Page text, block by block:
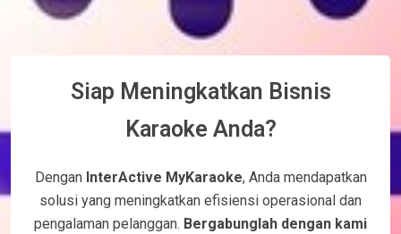
Siap Meningkatkan Bisnis
Karaoke Anda?
Dengan InterActive MyKaraoke, Anda mendapatkan
solusi yang meningkatkan efisiensi operasional dan
pengalaman pelanggan. Bergabunglah dengan kami